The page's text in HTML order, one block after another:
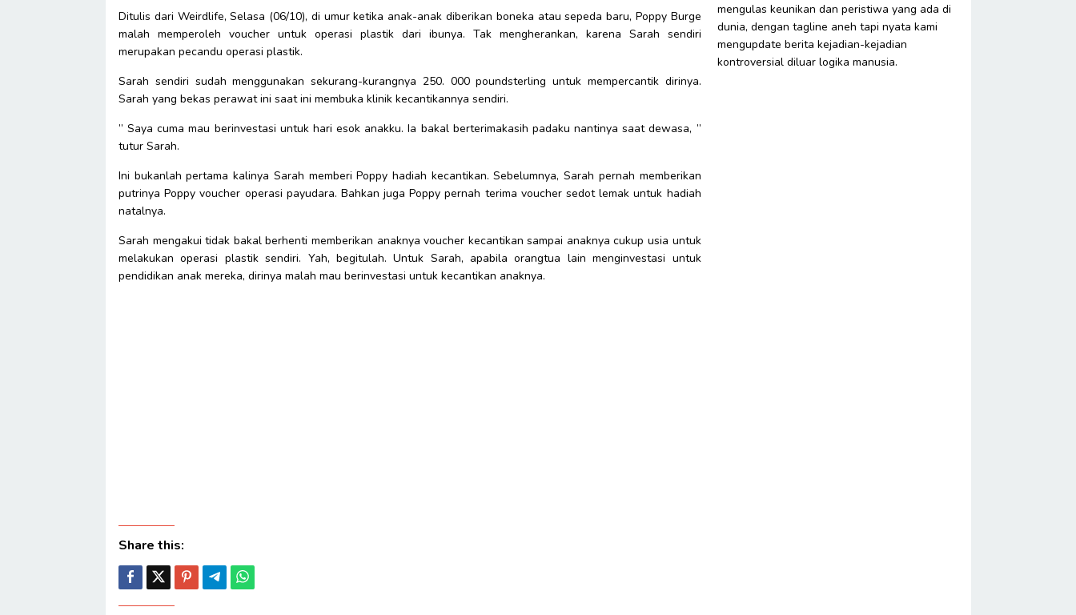
Ditulis dari Weirdlife, Selasa (06/10), di umur ketika anak-anak diberikan boneka atau sepeda baru, Poppy Burge
malah memperoleh voucher untuk operasi plastik dari ibunya. Tak mengherankan, karena Sarah sendiri
merupakan pecandu operasi plastik.
Sarah sendiri sudah menggunakan sekurang-kurangnya 250. 000 poundsterling untuk mempercantik dirinya.
Sarah yang bekas perawat ini saat ini membuka klinik kecantikannya sendiri.
” Saya cuma mau berinvestasi untuk hari esok anakku. Ia bakal berterimakasih padaku nantinya saat dewasa, ”
tutur Sarah.
Ini bukanlah pertama kalinya Sarah memberi Poppy hadiah kecantikan. Sebelumnya, Sarah pernah memberikan
putrinya Poppy voucher operasi payudara. Bahkan juga Poppy pernah terima voucher sedot lemak untuk hadiah
natalnya.
Sarah mengakui tidak bakal berhenti memberikan anaknya voucher kecantikan sampai anaknya cukup usia untuk
melakukan operasi plastik sendiri. Yah, begitulah. Untuk Sarah, apabila orangtua lain menginvestasi untuk
pendidikan anak mereka, dirinya malah mau berinvestasi untuk kecantikan anaknya.
Share this:
mengulas keunikan dan peristiwa yang ada di
dunia, dengan tagline aneh tapi nyata kami
mengupdate berita kejadian-kejadian
kontroversial diluar logika manusia.